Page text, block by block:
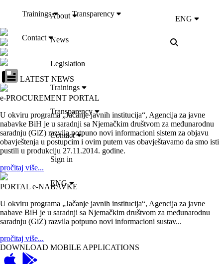
Trainings Transparency
Contact
ENG
LATEST NEWS
e-PROCUREMENT PORTAL
U okviru programa „Jačanje javnih institucija“, Agencija za javne
nabavke BiH je u saradnji sa Njemačkim društvom za međunarodnu
saradnju (GiZ) razvila potpuno novi informacioni sistem za objavu
obavještenja u postupcim i ovim putem vas obavještavamo da smo isti
pustili u produkciju 27.11.2014. godine.
pročitaj više...
PORTAL e-NABAVKE
U okviru programa „Jačanje javnih institucija“, Agencija za javne
nabave BiH je u saradnji sa Njemačkim društvom za međunarodnu
saradnju (GiZ) razvila potpuno novi informacioni sustav...
pročitaj više...
DOWNLOAD MOBILE APPLICATIONS
About
News
Legislation
Trainings
Transparency
Contact
Sign in
ENG